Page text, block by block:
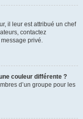
il leur est attribué un chef
contactez
privé.
couleur différente ?
d’un groupe pour les